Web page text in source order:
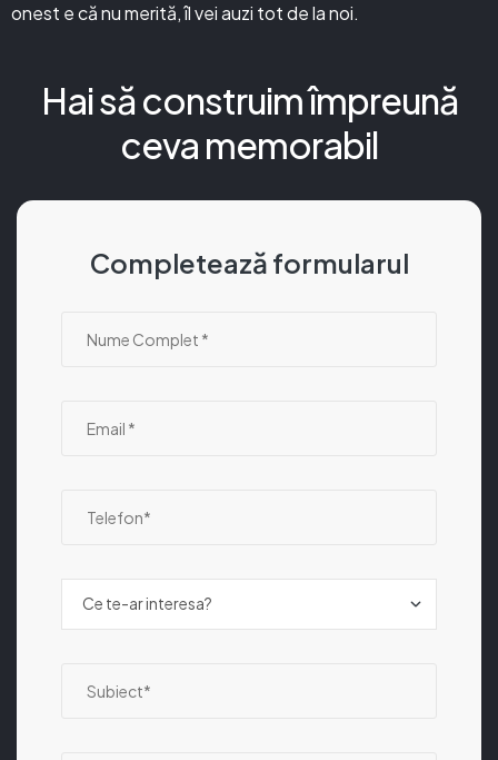
onest e că nu merită, îl vei auzi tot de la noi.
Hai să construim împreună
ceva memorabil
Completează formularul